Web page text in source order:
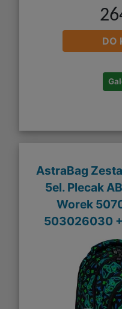
DO
AstraBag
5el. Plecak
Worek
503026030